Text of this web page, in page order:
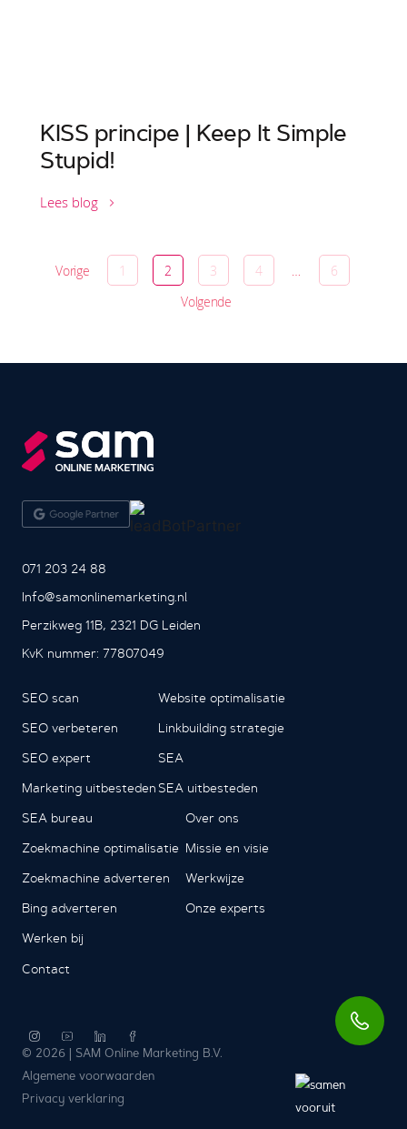
KISS principe | Keep It Simple
Stupid!
Lees blog
Vorige 1 2 3 4 …
6
Volgende
071 203 24 88
Info@samonlinemarketing.nl
Perzikweg 11B, 2321 DG Leiden
KvK nummer: 77807049
SEO scan
SEO verbeteren
SEO expert
Marketing uitbesteden
Website optimalisatie
Linkbuilding strategie
SEA
SEA uitbesteden
SEA bureau
Zoekmachine optimalisatie
Zoekmachine adverteren
Bing adverteren
Over ons
Missie en visie
Werkwijze
Onze experts
Werken bij
Contact
© 2026 | SAM Online Marketing B.V.
Algemene voorwaarden
Privacy verklaring